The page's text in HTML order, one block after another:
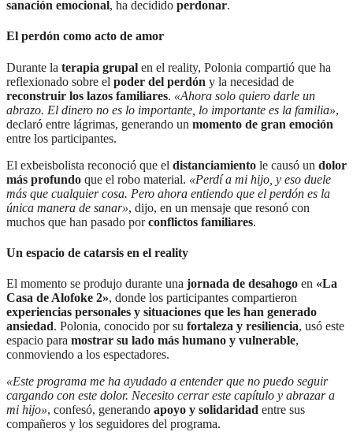
sanación emocional, ha decidido perdonar.
El perdón como acto de amor
Durante la terapia grupal en el reality, Polonia compartió que ha
reflexionado sobre el poder del perdón y la necesidad de
reconstruir los lazos familiares. «Ahora solo quiero darle un
abrazo. El dinero no es lo importante, lo importante es la familia»,
declaró entre lágrimas, generando un momento de gran emoción
entre los participantes.
El exbeisbolista reconoció que el distanciamiento le causó un dolor
más profundo que el robo material. «Perdí a mi hijo, y eso duele
más que cualquier cosa. Pero ahora entiendo que el perdón es la
única manera de sanar», dijo, en un mensaje que resonó con
muchos que han pasado porconflictos familiares.
Un espacio de catarsis en el reality
El momento se produjo durante una jornada de desahogo en «La
Casa de Alofoke 2», donde los participantes compartieron
experiencias personales y situaciones que les han generado
ansiedad. Polonia, conocido por su fortaleza y resiliencia, usó este
espacio para mostrar su lado más humano y vulnerable,
conmoviendo a los espectadores.
«Este programa me ha ayudado a entender que no puedo seguir
cargando con este dolor. Necesito cerrar este capítulo y abrazar a
mi hijo», confesó, generando apoyo y solidaridad entre sus
compañeros y los seguidores del programa.